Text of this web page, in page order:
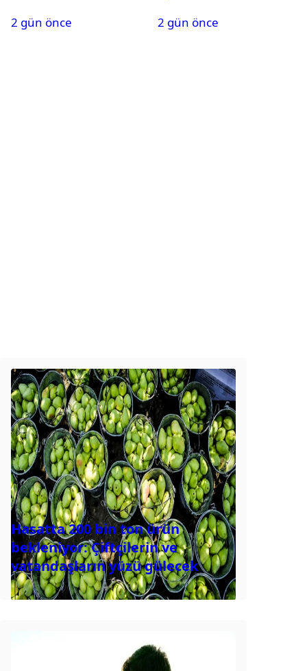
2 gün önce
2 gün önce
Hasatta 200 bin ton ürün
bekleniyor: Çiftçilerin ve
vatandaşların yüzü gülecek